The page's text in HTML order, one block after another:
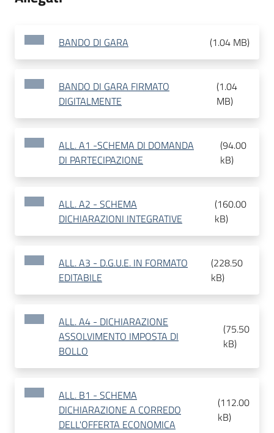
BANDO DI GARA (1.04 MB)
BANDO DI GARA FIRMATO
DIGITALMENTE
(1.04
MB)
ALL. A1 -SCHEMA DI DOMANDA
DI PARTECIPAZIONE
(94.00
kB)
ALL. A2 - SCHEMA
DICHIARAZIONI INTEGRATIVE
(160.00
kB)
ALL. A3 - D.G.U.E. IN FORMATO
EDITABILE
(228.50
kB)
ALL. A4 - DICHIARAZIONE
ASSOLVIMENTO IMPOSTA DI
BOLLO
(75.50
kB)
ALL. B1 - SCHEMA
DICHIARAZIONE A CORREDO
DELL'OFFERTA ECONOMICA
(112.00
kB)